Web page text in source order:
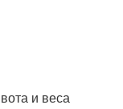
и веса